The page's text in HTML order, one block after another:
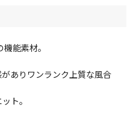
能素材。
ありワンランク上質な風合
ト。